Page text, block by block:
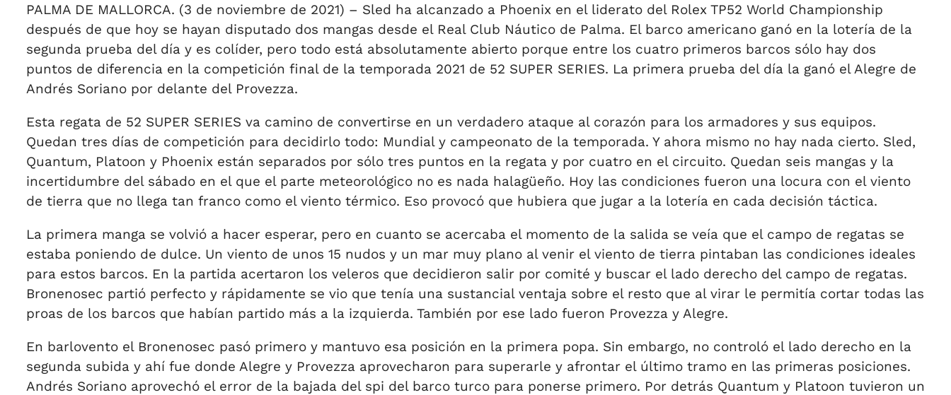
PALMA DE MALLORCA. (3 de noviembre de 2021) – Sled ha alcanzado a Phoenix en el liderato del Rolex TP52 World Championship
después de que hoy se hayan disputado dos mangas desde el Real Club Náutico de Palma. El barco americano ganó en la lotería de la
segunda prueba del día y es colíder, pero todo está absolutamente abierto porque entre los cuatro primeros barcos sólo hay dos
puntos de diferencia en la competición final de la temporada 2021 de 52 SUPER SERIES. La primera prueba del día la ganó el Alegre de
Andrés Soriano por delante del Provezza.
Esta regata de 52 SUPER SERIES va camino de convertirse en un verdadero ataque al corazón para los armadores y sus equipos.
Quedan tres días de competición para decidirlo todo: Mundial y campeonato de la temporada. Y ahora mismo no hay nada cierto. Sled,
Quantum, Platoon y Phoenix están separados por sólo tres puntos en la regata y por cuatro en el circuito. Quedan seis mangas y la
incertidumbre del sábado en el que el parte meteorológico no es nada halagüeño. Hoy las condiciones fueron una locura con el viento
de tierra que no llega tan franco como el viento térmico. Eso provocó que hubiera que jugar a la lotería en cada decisión táctica.
La primera manga se volvió a hacer esperar, pero en cuanto se acercaba el momento de la salida se veía que el campo de regatas se
estaba poniendo de dulce. Un viento de unos 15 nudos y un mar muy plano al venir el viento de tierra pintaban las condiciones ideales
para estos barcos. En la partida acertaron los veleros que decidieron salir por comité y buscar el lado derecho del campo de regatas.
Bronenosec partió perfecto y rápidamente se vio que tenía una sustancial ventaja sobre el resto que al virar le permitía cortar todas las
proas de los barcos que habían partido más a la izquierda. También por ese lado fueron Provezza y Alegre.
En barlovento el Bronenosec pasó primero y mantuvo esa posición en la primera popa. Sin embargo, no controló el lado derecho en la
segunda subida y ahí fue donde Alegre y Provezza aprovecharon para superarle y afrontar el último tramo en las primeras posiciones.
Andrés Soriano aprovechó el error de la bajada del spi del barco turco para ponerse primero. Por detrás Quantum y Platoon tuvieron un